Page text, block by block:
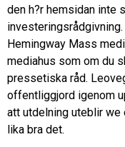
den h?r hemsidan inte
Hemingway Mass
mediahus som om du
pressetiska råd.
offentliggjord igenom
att utdelning uteblir
lika bra det.